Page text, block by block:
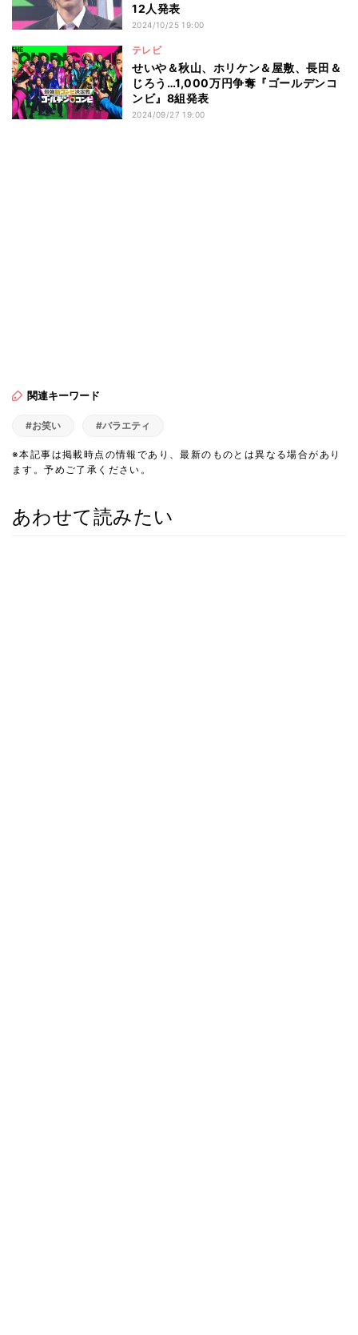
12人発表
2024/10/25 19:00
テレビ
せいや＆秋山、ホリケン＆屋敷、長田＆
じろう…1,000万円争奪『ゴールデンコ
ンビ』8組発表
2024/09/27 19:00
関連キーワード
#お笑い #バラエティ
※本記事は掲載時点の情報であり、最新のものとは異なる場合があり
ます。予めご了承ください。
あわせて読みたい